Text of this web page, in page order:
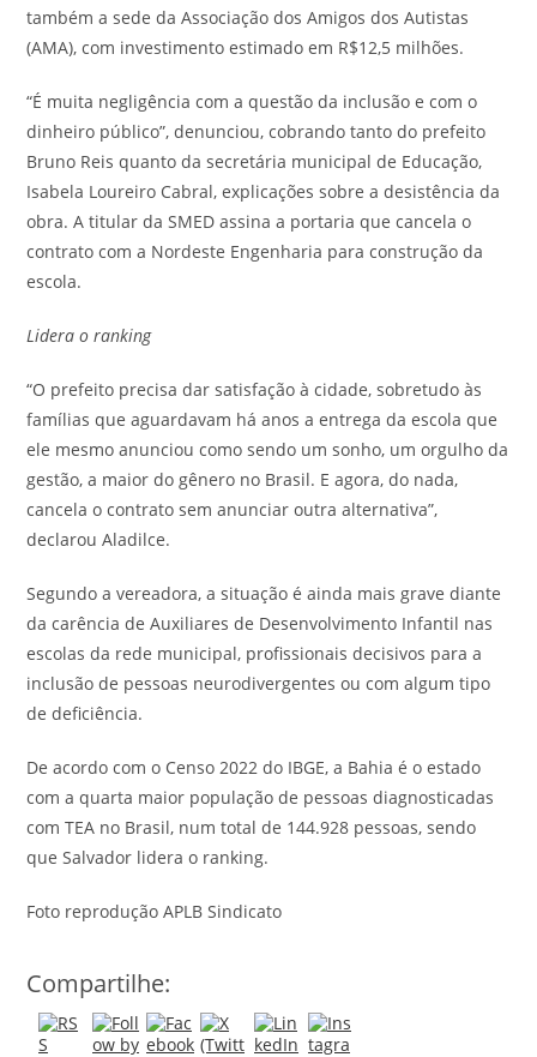
também a sede da Associação dos Amigos dos Autistas
(AMA), com investimento estimado em R$12,5 milhões.
“É muita negligência com a questão da inclusão e com o
dinheiro público”, denunciou, cobrando tanto do prefeito
Bruno Reis quanto da secretária municipal de Educação,
Isabela Loureiro Cabral, explicações sobre a desistência da
obra. A titular da SMED assina a portaria que cancela o
contrato com a Nordeste Engenharia para construção da
escola.
Lidera o ranking
“O prefeito precisa dar satisfação à cidade, sobretudo às
famílias que aguardavam há anos a entrega da escola que
ele mesmo anunciou como sendo um sonho, um orgulho da
gestão, a maior do gênero no Brasil. E agora, do nada,
cancela o contrato sem anunciar outra alternativa”,
declarou Aladilce.
Segundo a vereadora, a situação é ainda mais grave diante
da carência de Auxiliares de Desenvolvimento Infantil nas
escolas da rede municipal, profissionais decisivos para a
inclusão de pessoas neurodivergentes ou com algum tipo
de deficiência.
De acordo com o Censo 2022 do IBGE, a Bahia é o estado
com a quarta maior população de pessoas diagnosticadas
com TEA no Brasil, num total de 144.928 pessoas, sendo
que Salvador lidera o ranking.
Foto reprodução APLB Sindicato
Compartilhe: